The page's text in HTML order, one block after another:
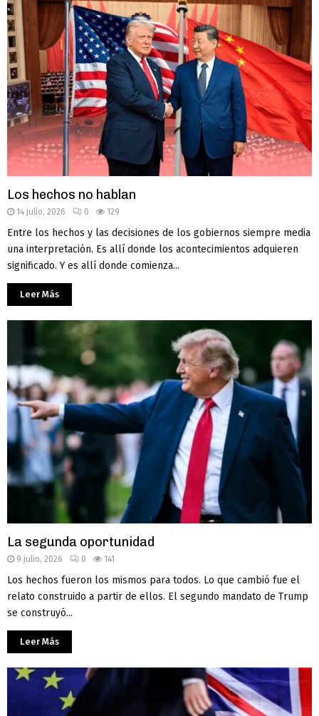
Los hechos no hablan
14 julio, 2026 0 129
Entre los hechos y las decisiones de los gobiernos siempre media
una interpretación. Es allí donde los acontecimientos adquieren
significado. Y es allí donde comienza...
Leer Más
La segunda oportunidad
9 julio, 2026 0 141
Los hechos fueron los mismos para todos. Lo que cambió fue el
relato construido a partir de ellos. El segundo mandato de Trump
se construyó...
Leer Más